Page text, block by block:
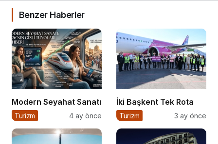
Benzer Haberler
Modern Seyahat Sanatı
Turizm 4 ay önce
İki Başkent Tek Rota
Turizm 3 ay önce